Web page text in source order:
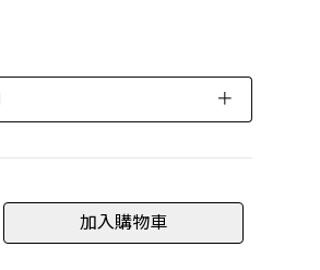
＋
加入購物車